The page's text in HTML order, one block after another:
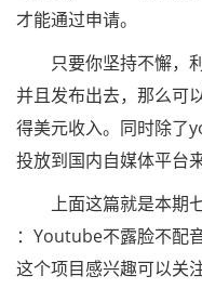
才能通过申请。
只要你坚持不懈，利
并且发布出去，那么可
得美元收入。同时除了
投放到国内自媒体平台
上面这篇就是本期七
：Youtube不露脸不配
这个项目感兴趣可以关